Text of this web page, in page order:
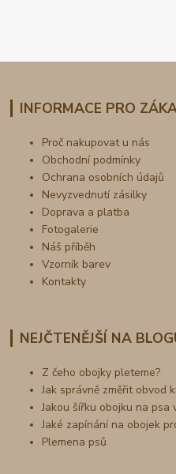
INFORMACE PRO
Proč nakupovat u nás
Obchodní podmínky
Ochrana osobních údajů
Nevyzvednutí zásilky
Doprava a platba
Fotogalerie
Náš příběh
Vzorník barev
Kontakty
NEJČTENĚJŠÍ NA
Z čeho obojky pleteme?
Jak správně změřit obvod
Jakou šířku obojku na psa
Jaké zapínání na obojek
Plemena psů